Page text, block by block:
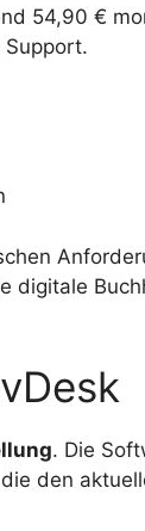
54,90 €
digitale
. Die
den